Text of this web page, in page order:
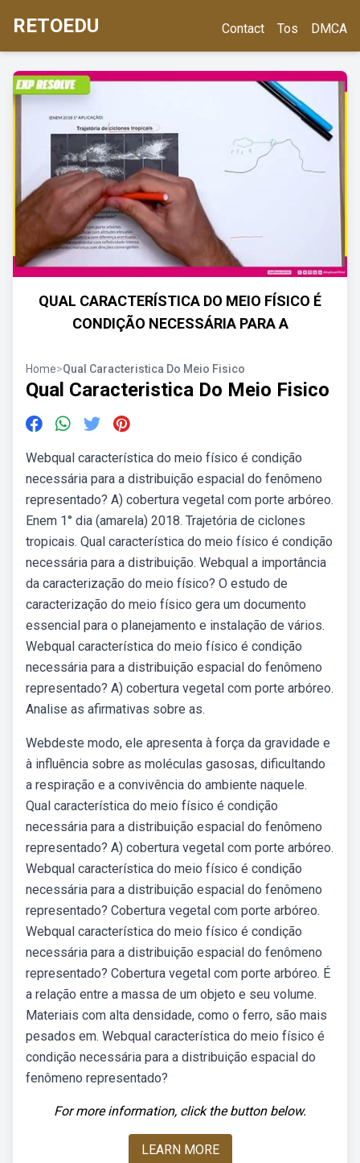
RETOEDU Contact Tos DMCA
QUAL CARACTERÍSTICA DO MEIO FÍSICO É
CONDIÇÃO NECESSÁRIA PARA A
Home>Qual Caracteristica Do Meio Fisico
Qual Caracteristica Do Meio Fisico
Webqual característica do meio físico é condição
necessária para a distribuição espacial do fenômeno
representado? A) cobertura vegetal com porte arbóreo.
Enem 1° dia (amarela) 2018. Trajetória de ciclones
tropicais. Qual característica do meio físico é condição
necessária para a distribuição. Webqual a importância
da caracterização do meio físico? O estudo de
caracterização do meio físico gera um documento
essencial para o planejamento e instalação de vários.
Webqual característica do meio físico é condição
necessária para a distribuição espacial do fenômeno
representado? A) cobertura vegetal com porte arbóreo.
Analise as afirmativas sobre as.
Webdeste modo, ele apresenta à força da gravidade e
à influência sobre as moléculas gasosas, dificultando
a respiração e a convivência do ambiente naquele.
Qual característica do meio físico é condição
necessária para a distribuição espacial do fenômeno
representado? A) cobertura vegetal com porte arbóreo.
Webqual característica do meio físico é condição
necessária para a distribuição espacial do fenômeno
representado? Cobertura vegetal com porte arbóreo.
Webqual característica do meio físico é condição
necessária para a distribuição espacial do fenômeno
representado? Cobertura vegetal com porte arbóreo. É
a relação entre a massa de um objeto e seu volume.
Materiais com alta densidade, como o ferro, são mais
pesados em. Webqual característica do meio físico é
condição necessária para a distribuição espacial do
fenômeno representado?
For more information, click the button below.
LEARN MORE